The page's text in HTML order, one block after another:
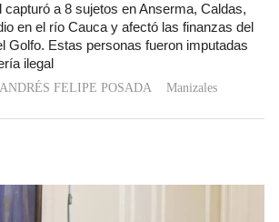
capturó a 8 sujetos en Anserma, Caldas,
en el río Cauca y afectó las finanzas del
Golfo. Estas personas fueron imputadas
ilegal
ANDRÉS FELIPE POSADA Manizales